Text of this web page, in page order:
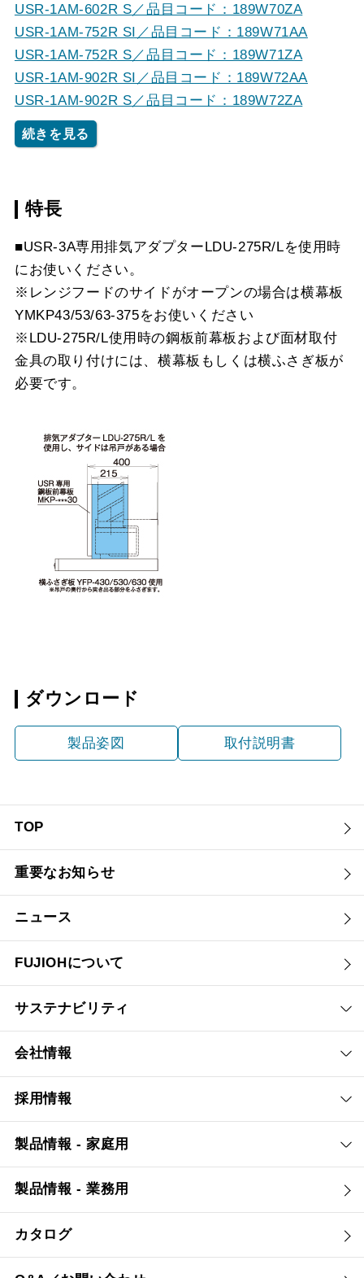
USR-1AM-602R S／品目コード：189W70ZA
USR-1AM-752R SI／品目コード：189W71AA
USR-1AM-752R S／品目コード：189W71ZA
USR-1AM-902R SI／品目コード：189W72AA
USR-1AM-902R S／品目コード：189W72ZA
続きを見る
特長
■USR-3A専用排気アダプターLDU-275R/Lを使用時
にお使いください。
※レンジフードのサイドがオープンの場合は横幕板
YMKP43/53/63-375をお使いください
※LDU-275R/L使用時の鋼板前幕板および面材取付
金具の取り付けには、横幕板もしくは横ふさぎ板が
必要です。
ダウンロード
製品姿図 取付説明書
TOP
重要なお知らせ
ニュース
FUJIOHについて
サステナビリティ
会社情報
採用情報
製品情報 - 家庭用
製品情報 - 業務用
カタログ